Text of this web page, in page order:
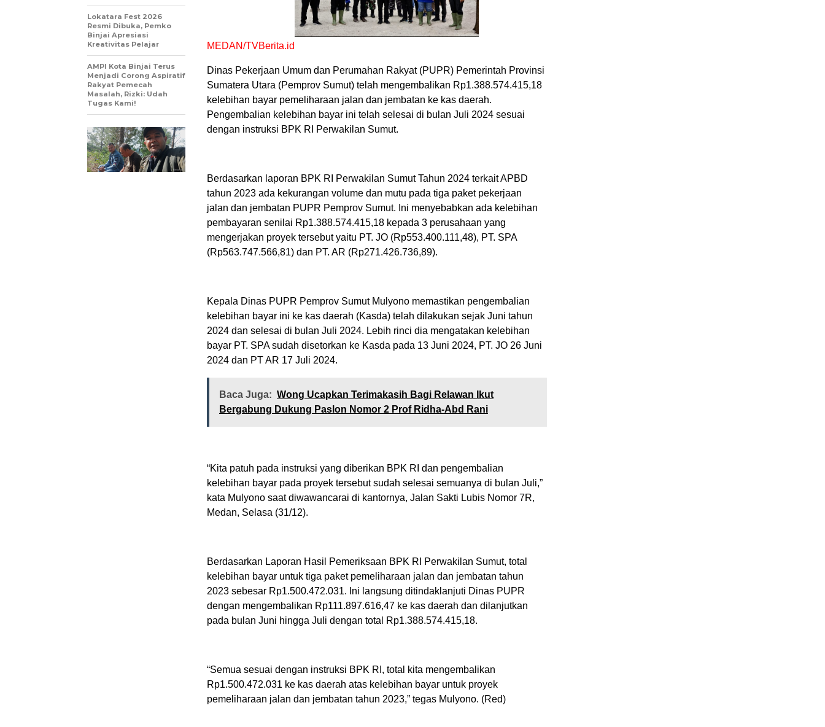
MEDAN/TVBerita.id
Dinas Pekerjaan Umum dan Perumahan Rakyat (PUPR) Pemerintah Provinsi
Sumatera Utara (Pemprov Sumut) telah mengembalikan Rp1.388.574.415,18
kelebihan bayar pemeliharaan jalan dan jembatan ke kas daerah.
Pengembalian kelebihan bayar ini telah selesai di bulan Juli 2024 sesuai
dengan instruksi BPK RI Perwakilan Sumut.
Berdasarkan laporan BPK RI Perwakilan Sumut Tahun 2024 terkait APBD
tahun 2023 ada kekurangan volume dan mutu pada tiga paket pekerjaan
jalan dan jembatan PUPR Pemprov Sumut. Ini menyebabkan ada kelebihan
pembayaran senilai Rp1.388.574.415,18 kepada 3 perusahaan yang
mengerjakan proyek tersebut yaitu PT. JO (Rp553.400.111,48), PT. SPA
(Rp563.747.566,81) dan PT. AR (Rp271.426.736,89).
Kepala Dinas PUPR Pemprov Sumut Mulyono memastikan pengembalian
kelebihan bayar ini ke kas daerah (Kasda) telah dilakukan sejak Juni tahun
2024 dan selesai di bulan Juli 2024. Lebih rinci dia mengatakan kelebihan
bayar PT. SPA sudah disetorkan ke Kasda pada 13 Juni 2024, PT. JO 26 Juni
2024 dan PT AR 17 Juli 2024.
Baca Juga: Wong Ucapkan Terimakasih Bagi Relawan Ikut
Bergabung Dukung Paslon Nomor 2 Prof Ridha-Abd Rani
“Kita patuh pada instruksi yang diberikan BPK RI dan pengembalian
kelebihan bayar pada proyek tersebut sudah selesai semuanya di bulan Juli,”
kata Mulyono saat diwawancarai di kantornya, Jalan Sakti Lubis Nomor 7R,
Medan, Selasa (31/12).
Berdasarkan Laporan Hasil Pemeriksaan BPK RI Perwakilan Sumut, total
kelebihan bayar untuk tiga paket pemeliharaan jalan dan jembatan tahun
2023 sebesar Rp1.500.472.031. Ini langsung ditindaklanjuti Dinas PUPR
dengan mengembalikan Rp111.897.616,47 ke kas daerah dan dilanjutkan
pada bulan Juni hingga Juli dengan total Rp1.388.574.415,18.
“Semua sesuai dengan instruksi BPK RI, total kita mengembalikan
Rp1.500.472.031 ke kas daerah atas kelebihan bayar untuk proyek
pemeliharaan jalan dan jembatan tahun 2023,” tegas Mulyono. (Red)
Lokatara Fest 2026
Resmi Dibuka, Pemko
Binjai Apresiasi
Kreativitas Pelajar
AMPI Kota Binjai Terus
Menjadi Corong Aspiratif
Rakyat Pemecah
Masalah, Rizki: Udah
Tugas Kami!